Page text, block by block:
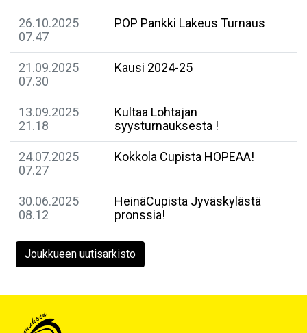
26.10.2025
07.47
POP Pankki Lakeus Turnaus
21.09.2025
07.30
Kausi 2024-25
13.09.2025
21.18
Kultaa Lohtajan
syysturnauksesta !
24.07.2025
07.27
Kokkola Cupista HOPEAA!
30.06.2025
08.12
HeinäCupista Jyväskylästä
pronssia!
Joukkueen uutisarkisto